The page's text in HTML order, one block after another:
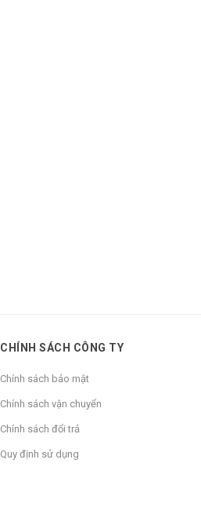
CHÍNH SÁCH CÔNG TY
Chính sách bảo mật
Chính sách vận chuyển
Chính sách đổi trả
Quy định sử dụng